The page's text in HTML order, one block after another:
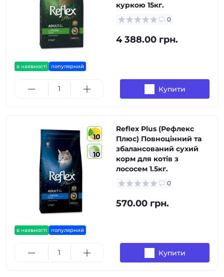
в наявності популярний
куркою 15кг.
0
4 388.00 грн.
Купити
10
10
в наявності популярний
Reflex Plus (Рефлекс
Плюс) Повноцінний та
збалансований сухий
корм для котів з
лососем 1.5кг.
0
570.00 грн.
Купити